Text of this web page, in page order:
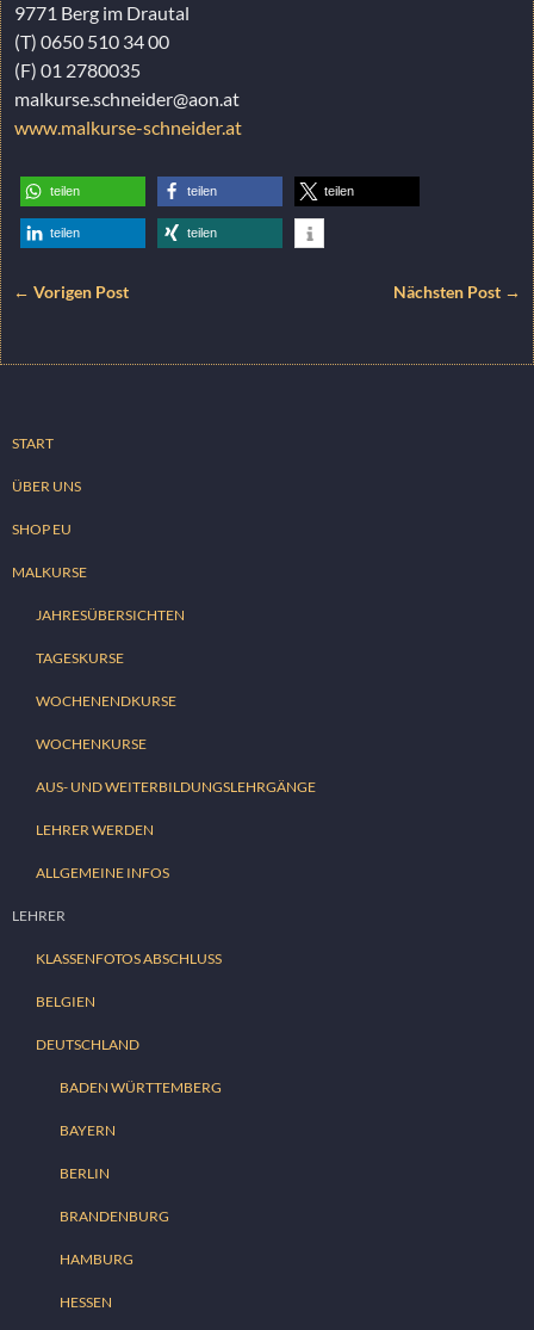
9771 Berg im Drautal
(T) 0650 510 34 00
(F) 01 2780035
malkurse.schneider@aon.at
www.malkurse-schneider.at
teilen teilen teilen
teilen teilen
← Vorigen Post Nächsten Post →
START
ÜBER UNS
SHOP EU
MALKURSE
JAHRESÜBERSICHTEN
TAGESKURSE
WOCHENENDKURSE
WOCHENKURSE
AUS- UND WEITERBILDUNGSLEHRGÄNGE
LEHRER WERDEN
ALLGEMEINE INFOS
LEHRER
KLASSENFOTOS ABSCHLUSS
BELGIEN
DEUTSCHLAND
BADEN WÜRTTEMBERG
BAYERN
BERLIN
BRANDENBURG
HAMBURG
HESSEN